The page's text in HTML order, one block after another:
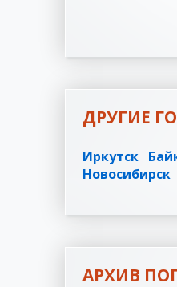
ДРУГИЕ
Иркутск
Новосибирск
АРХИВ